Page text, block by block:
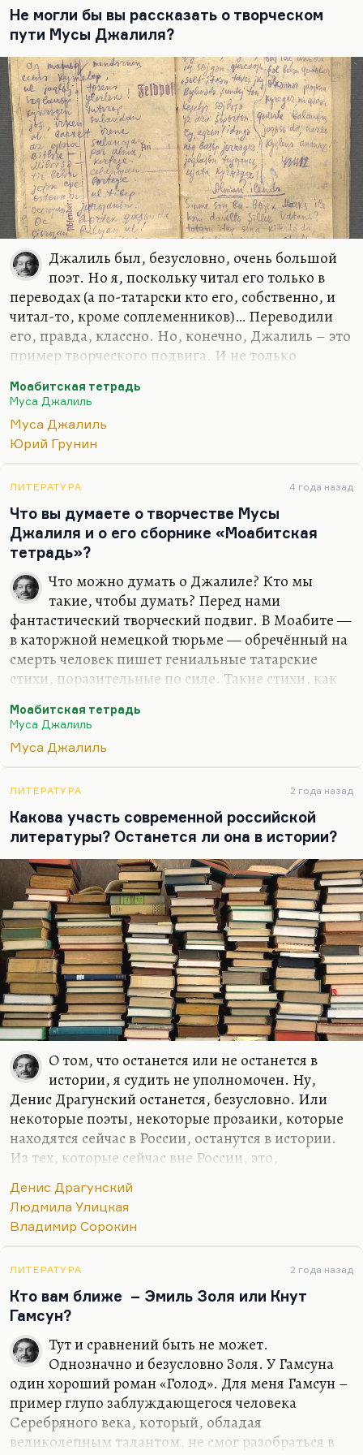
Не могли бы вы рассказать о творческом
пути Мусы Джалиля?
Джалиль был, безусловно, очень большой
поэт. Но я, поскольку читал его только в
переводах (а по-татарски кто его, собственно, и
читал-то, кроме соплеменников)… Переводили
его, правда, классно. Но, конечно, Джалиль – это
пример творческого подвига. И не только
начинал блистательно, кстати, его, по-моему,
переводил Багрицкий.
Он, конечно, состоялся только перед войной, а
чудом сохранились эти книги, когда он там
«Я известный татарскому народу поэт
Муса Джалиль, передайте эти рукописи». И их
передали, спасли. Он действительно был поэт с
задатками великого. Но «Моабитская…
Моабитская тетрадь
Муса Джалиль
Муса Джалиль
Юрий Грунин
ЛИТЕРАТУРА 4 года назад
Что вы думаете о творчестве Мусы
Джалиля и о его сборнике «Моабитская
тетрадь»?
Что можно думать о Джалиле? Кто мы
такие, чтобы думать? Перед нами
фантастический творческий подвиг. В Моабите —
в каторжной немецкой тюрьме — обречённый на
смерть человек пишет гениальные татарские
стихи, поразительные по силе. Такие стихи, как
любую хрестоматию XX века войдут. Есть
материал, который разрушает поэзию, а у
Джалиля он как-то не разрушает — потому что,
очень высоки. И я считаю Джалиля, конечно,
выдающимся поэтом. Другое дело, что, может
быть, его надо бы заново перевести.
Моабитская тетрадь
Муса Джалиль
Муса Джалиль
ЛИТЕРАТУРА 2 года назад
Какова участь современной российской
литературы? Останется ли она в истории?
О том, что останется или не останется в
истории, я судить не уполномочен. Ну,
Денис Драгунский останется, безусловно. Или
некоторые поэты, некоторые прозаики, которые
находятся сейчас в России, останутся в истории.
Из тех, которые сейчас вне России, это,
«Маленький рай» и с предыдущими. Она – один
из самых думающих сегодня людей. Безусловно,
Улицкая – она себе место обеспечила, Сорокин
чем.
Я думаю, что хорошие шансы есть у молодых
авторов – у тех, кому сегодня, условно говоря, лет
двадцать пять, как Илье Воронову.
Если вопрос был о тех вписавшихся в
литературный контекст, кто подсуетился и…
Денис Драгунский
Людмила Улицкая
Владимир Сорокин
ЛИТЕРАТУРА 2 года назад
Кто вам ближе – Эмиль Золя или Кнут
Гамсун?
Тут и сравнений быть не может.
Однозначно и безусловно Золя. У Гамсуна
один хороший роман «Голод». Для меня Гамсун –
пример глупо заблуждающегося человека
Серебряного века, который, обладая
великолепным талантом, не смог разобраться в